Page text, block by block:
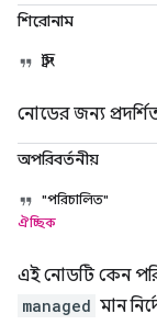
শিরোনাম
স্ট্রিং
নোডের জন্য
অপরিবর্তনীয়
"পরিচালিত"
ঐচ্ছিক
এই নোডটি কেন
managed মান